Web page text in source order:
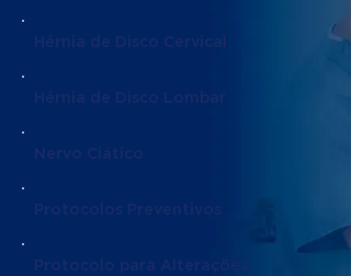
Hérnia de Disco Cervical
Hérnia de Disco Lombar
Nervo Ciático
Protocolos Preventivos
Protocolo para Alterações